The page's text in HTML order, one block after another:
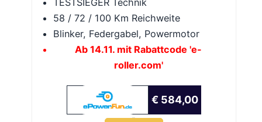
58 / 72 / 100 Km Reichweite
Blinker, Federgabel, Powermotor
Ab 14.11. mit Rabattcode 'e-
roller.com'
€ 584,00